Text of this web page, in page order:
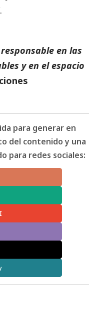
en las
y en el espacio
para generar en
del contenido y una
para redes sociales: